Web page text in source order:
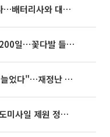
포스코퓨처엠, LFP 시장 뚫었다…배터리사와 대규모 장기 공급 합의
아옳이, 한의사 김형배와 벌써 200일⋯꽃다발 들고 "프러포즈 아냐"
추미애 "복지가 아니라 도민이 늘었다"…재정난 책임론 정면돌파
제원 정밀분석 중"